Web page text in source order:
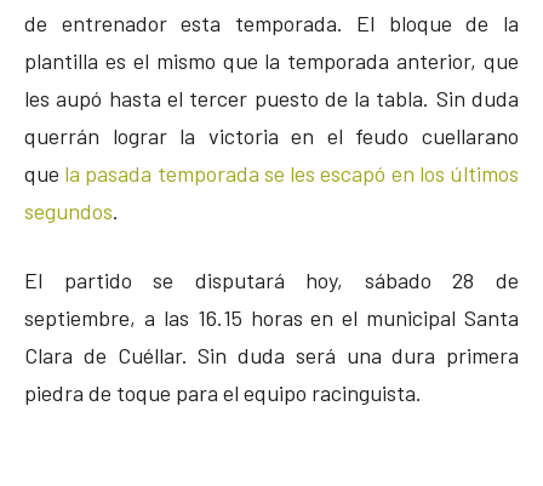
de entrenador esta temporada. El bloque de la
plantilla es el mismo que la temporada anterior, que
les aupó hasta el tercer puesto de la tabla. Sin duda
querrán lograr la victoria en el feudo cuellarano
que la pasada temporada se les escapó en los últimos
segundos.
El partido se disputará hoy, sábado 28 de
septiembre, a las 16.15 horas en el municipal Santa
Clara de Cuéllar. Sin duda será una dura primera
piedra de toque para el equipo racinguista.